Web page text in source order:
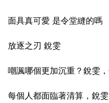
面具真可愛 是令堂縫的嗎
放逐之刃 銳雯
嘲諷哪個更加沉重？銳雯
每個人都面臨著清算，銳雯